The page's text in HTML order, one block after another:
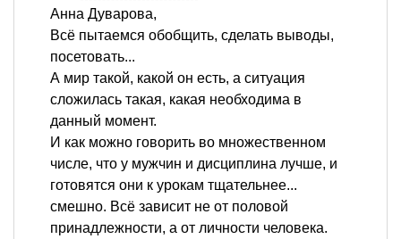
Анна Дуварова,
Всё пытаемся обобщить, сделать выводы,
посетовать...
А мир такой, какой он есть, а ситуация
сложилась такая, какая необходима в
данный момент.
И как можно говорить во множественном
числе, что у мужчин и дисциплина лучше, и
готовятся они к урокам тщательнее...
смешно. Всё зависит не от половой
принадлежности, а от личности человека.